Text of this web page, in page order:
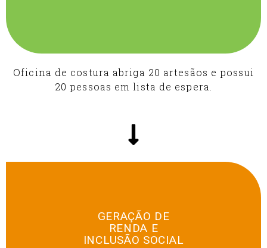
Oficina de costura abriga 20 artesãos e possui
20 pessoas em lista de espera.
GERAÇÃO DE
RENDA E
INCLUSÃO SOCIAL